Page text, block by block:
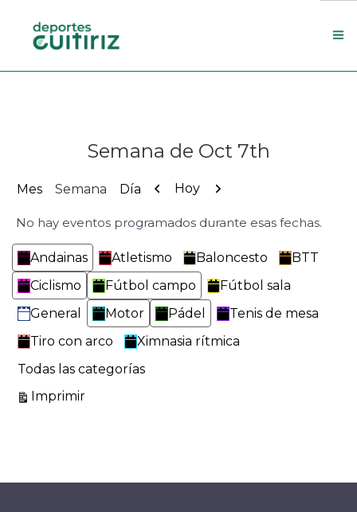
Search Site
Semana de Oct 7th
Mes Semana Día Anterior
Hoy Siguiente
No hay eventos programados durante esas fechas.
Categorías
Andainas Atletismo Baloncesto
BTT
Ciclismo
Fútbol campo
Fútbol sala
General
Motor Pádel
Tenis de mesa
Tiro con arco
Ximnasia rítmica
Todas las categorías
ImprimirVistas